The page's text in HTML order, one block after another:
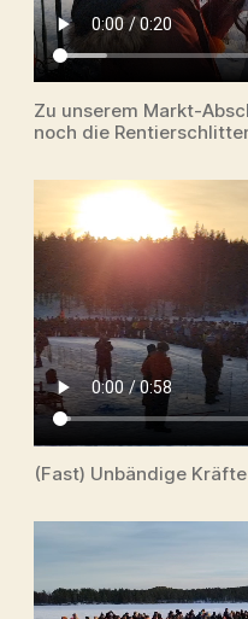
Zu unserem Markt-
noch die
(Fast) Unbändige